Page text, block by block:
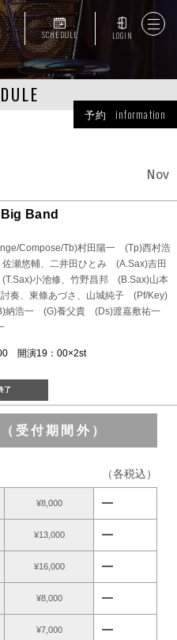
SCHEDULE LOGIN
予約 information
Nov
Band
Compose/Tb)村田陽一 (Tp)西村浩
佐瀬悠輔、二井田ひとみ (A.Sax)吉田
小池修、竹野昌邦 (B.Sax)山本
奏、東條あづさ、山城純子 (Pf/Key)
納浩一 (G)養父貴 (Ds)渡嘉敷祐一
開演19：00×2st
了
受付期間外）
（各税込）
¥8,000 remove
¥13,000 remove
¥16,000 remove
¥8,000 remove
¥7,000 remove